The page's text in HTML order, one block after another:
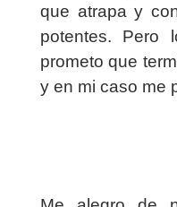
que atrapa y
potentes. Pero
prometo que
y en mi caso me